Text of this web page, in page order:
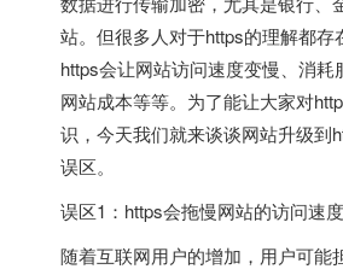
站。但很多人对于https的理解都存
https会让网站访问速度变慢、消耗
网站成本等等。为了能让大家对
识，今天我们就来谈谈网站升级到
误区。
误区1：https会拖慢网站的访问速度
随着互联网用户的增加，用户可能